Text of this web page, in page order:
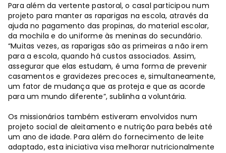
Para além da vertente pastoral, o casal participou num
projeto para manter as raparigas na escola, através da
ajuda no pagamento das propinas, do material escolar,
da mochila e do uniforme às meninas do secundário.
“Muitas vezes, as raparigas são as primeiras a não irem
para a escola, quando há custos associados. Assim,
assegurar que elas estudam, é uma forma de prevenir
casamentos e gravidezes precoces e, simultaneamente,
um fator de mudança que as proteja e que as acorde
para um mundo diferente”, sublinha a voluntária.
Os missionários também estiveram envolvidos num
projeto social de aleitamento e nutrição para bebés até
um ano de idade. Para além do fornecimento de leite
adaptado, esta iniciativa visa melhorar nutricionalmente